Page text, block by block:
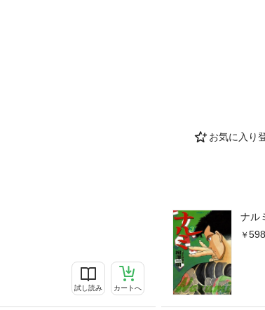
お気に入り
試し読み カートへ
ナル
598